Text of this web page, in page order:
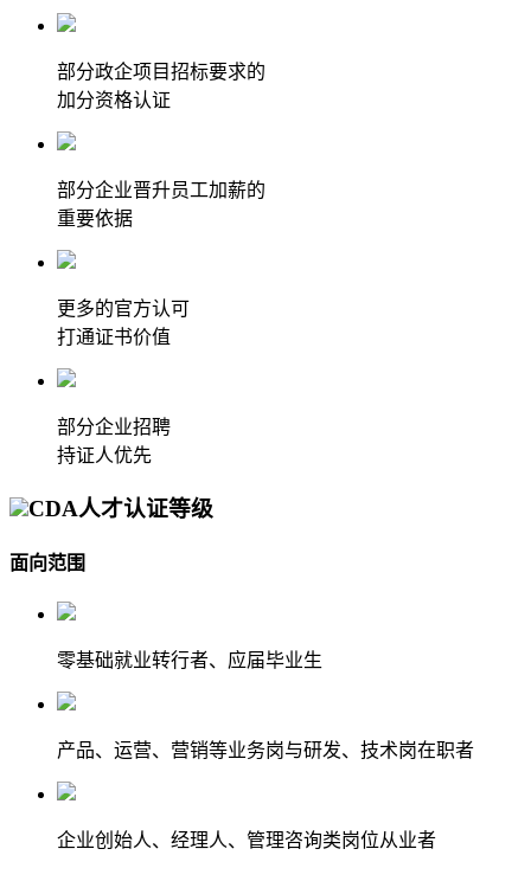
部分政企项目招标要求的
加分资格认证
部分企业晋升员工加薪的
重要依据
更多的官方认可
打通证书价值
部分企业招聘
持证人优先
CDA人才认证等级
面向范围
零基础就业转行者、应届毕业生
产品、运营、营销等业务岗与研发、技术岗在职者
企业创始人、经理人、管理咨询类岗位从业者